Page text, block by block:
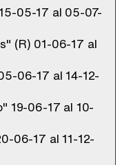
05-17 al 05-07-
(R) 01-06-17 al
06-17 al 14-12-
19-06-17 al 10-
06-17 al 11-12-